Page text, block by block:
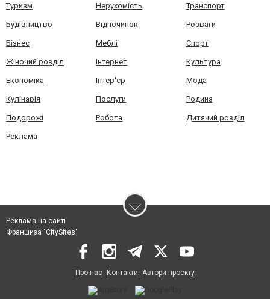
Туризм Нерухомість Транспорт
Будівництво Відпочинок Розваги
Бізнес Меблі Спорт
Жіночий розділ Інтернет Культура
Економіка Інтер'єр Мода
Кулінарія Послуги Родина
Подорожі Робота Дитячий розділ
Реклама
Реклама на сайті
Франшиза "CitySites"
Про нас Контакти Автори проєкту